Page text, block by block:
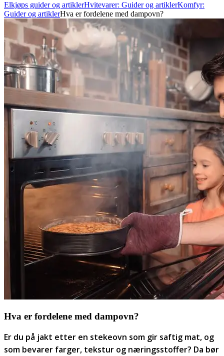
Elkjøps guider og artiklerHvitevarer: Guider og artiklerKomfyr:
Guider og artiklerHva er fordelene med dampovn?
Hva er fordelene med dampovn?
Er du på jakt etter en stekeovn som gir saftig mat, og
som bevarer farger, tekstur og næringsstoffer? Da bør